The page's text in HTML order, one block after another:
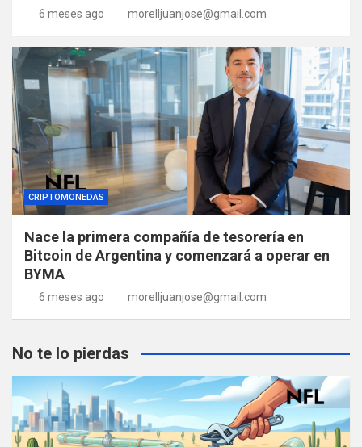
6 meses ago morelljuanjose@gmail.com
CRIPTOMONEDAS
Nace la primera compañía de tesorería en
Bitcoin de Argentina y comenzará a operar en
BYMA
6 meses ago morelljuanjose@gmail.com
No te lo pierdas